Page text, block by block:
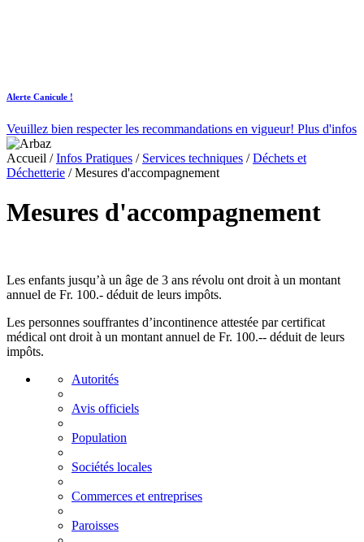
Alerte Canicule !
Veuillez bien respecter les recommandations en vigueur! Plus d'infos
Accueil /Infos Pratiques / Services techniques /Déchets et
Déchetterie /Mesures d'accompagnement
Mesures d'accompagnement
Les enfants jusqu’à un âge de 3 ans révolu ont droit à un montant
annuel de Fr. 100.- déduit de leurs impôts.
Les personnes souffrantes d’incontinence attestée par certificat
médical ont droit à un montant annuel de Fr. 100.-- déduit de leurs
impôts.
Autorités
Avis officiels
Population
Sociétés locales
Commerces et entreprises
Paroisses